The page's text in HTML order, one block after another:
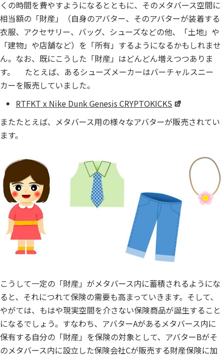
くの時間を費やすようになるとともに、そのメタバース空間に
相当額の「財産」（自身のアバター、そのアバターが装着する
衣服、アクセサリー、バッグ、シューズなどの他、「土地」や
「建物」や店舗など）を「所有」するようになるかもしれませ
ん。なお、既にこうした「財産」はどんどん増えつつありま
す。 たとえば、あるシューズメーカーはバーチャルスニー
カーを販売していました。
RTFKT x Nike Dunk Genesis CRYPTOKICKS
またたとえば、メタバース用の様々なアバターが販売されてい
ます。
こうして一定の「財産」がメタバース内に蓄積されるようにな
ると、それにつれて保険の需要も高まっていきます。そして、
やがては、もはや現実空間を介さない保険商品が誕生すること
になるでしょう。すなわち、アバターAがあるメタバース内に
保有する自分の「財産」を保険の対象として、アバターBがそ
のメタバース内に設立した保険会社Cが販売する財産保険に加